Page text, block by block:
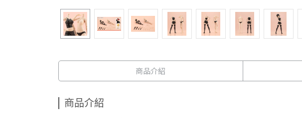
商品介紹
商品介紹